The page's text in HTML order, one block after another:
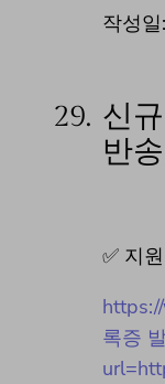
작성
29. 신
반
✅ 지
록증